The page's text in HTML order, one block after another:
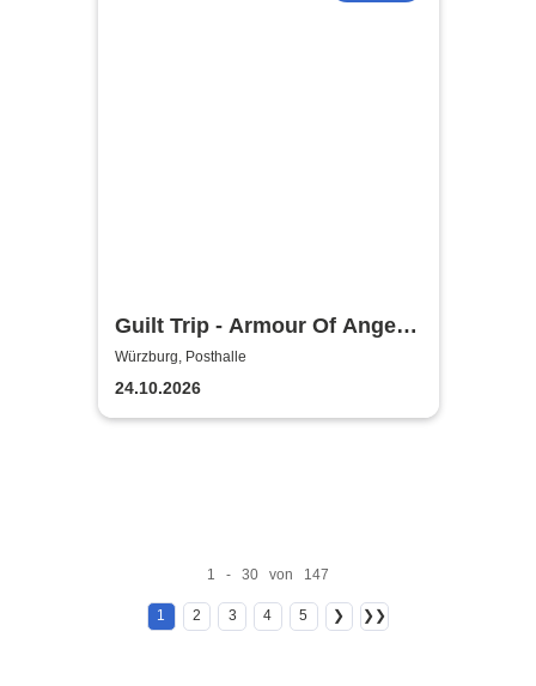
Guilt Trip - Armour Of Angels
Tour 2026
Würzburg, Posthalle
24.10.2026
1 - 30 von 147
1 2 3 4 5 ❯ ❯❯